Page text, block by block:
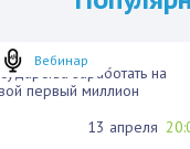
Вебинар
13 апреля